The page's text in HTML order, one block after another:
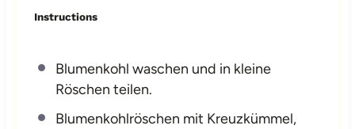
Instructions
Blumenkohl waschen und in kleine
Röschen teilen.
Blumenkohlröschen mit Kreuzkümmel,